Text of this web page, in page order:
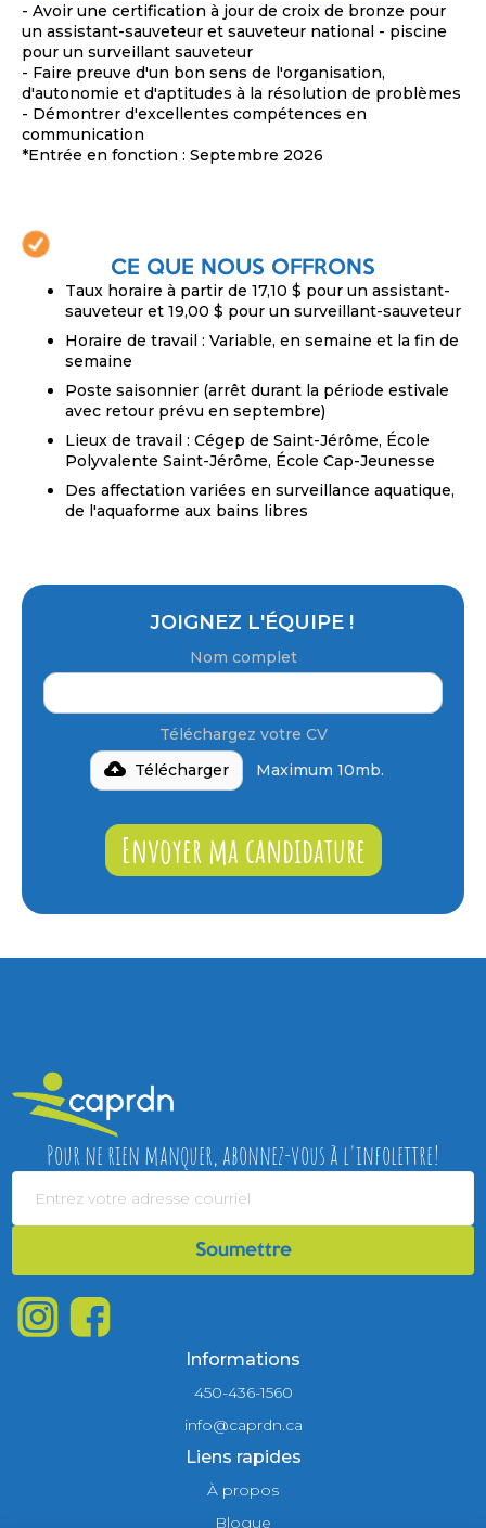
- Avoir une certification à jour de croix de bronze pour
un assistant-sauveteur et sauveteur national - piscine
pour un surveillant sauveteur
- Faire preuve d'un bon sens de l'organisation,
d'autonomie et d'aptitudes à la résolution de problèmes
- Démontrer d'excellentes compétences en
communication
*Entrée en fonction : Septembre 2026
CE QUE NOUS OFFRONS
Taux horaire à partir de 17,10 $ pour un assistant-
sauveteur et 19,00 $ pour un surveillant-sauveteur
Horaire de travail : Variable, en semaine et la fin de
semaine
Poste saisonnier (arrêt durant la période estivale
avec retour prévu en septembre)
Lieux de travail : Cégep de Saint-Jérôme, École
Polyvalente Saint-Jérôme, École Cap-Jeunesse
Des affectation variées en surveillance aquatique,
de l'aquaforme aux bains libres
JOIGNEZ L'ÉQUIPE !
Nom complet
Téléchargez votre CV
Télécharger
Maximum 10mb.
Pour ne rien manquer, abonnez-vous à l'infolettre!
Informations
450-436-1560
info@caprdn.ca
Liens rapides
À propos
Blogue